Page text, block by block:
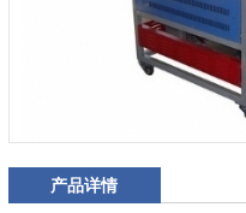
产品详情